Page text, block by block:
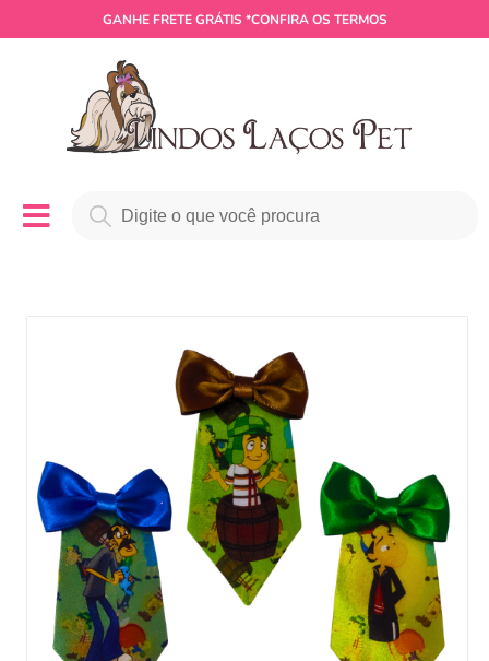
GANHE FRETE GRÁTIS *CONFIRA OS TERMOS